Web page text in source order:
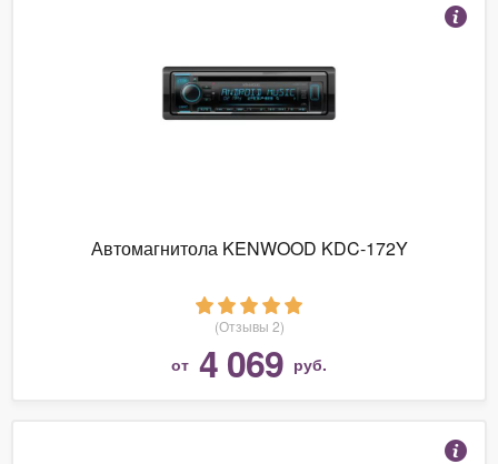
Автомагнитола KENWOOD KDC-172Y
(Отзывы 2)
от 4 069 руб.